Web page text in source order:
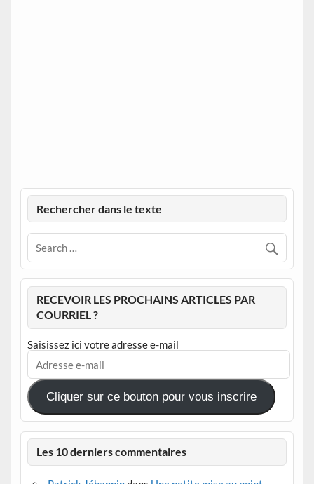
Rechercher dans le texte
RECEVOIR LES PROCHAINS ARTICLES PAR
COURRIEL ?
Saisissez ici votre adresse e-mail
Adresse
mail
Cliquer sur ce bouton pour vous inscrire
Les 10 derniers commentaires